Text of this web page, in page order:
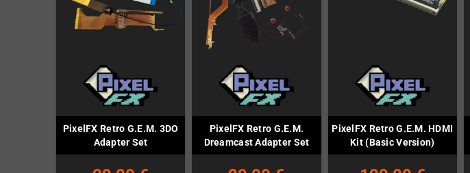
PixelFX Retro G.E.M. 3DO
Adapter Set
PixelFX Retro G.E.M.
Dreamcast Adapter Set
PixelFX Retro G.E.M. HDMI
Kit (Basic Version)